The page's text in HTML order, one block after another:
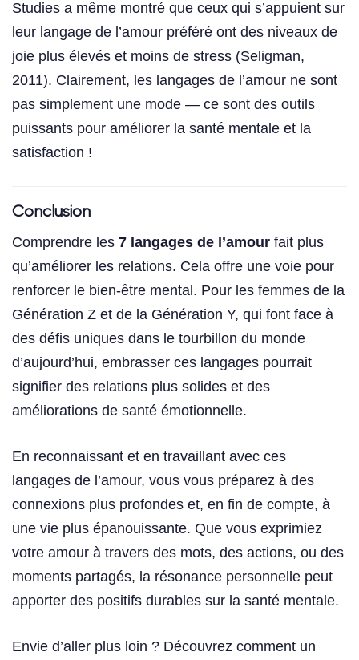
Studies a même montré que ceux qui s’appuient sur
leur langage de l’amour préféré ont des niveaux de
joie plus élevés et moins de stress (Seligman,
2011). Clairement, les langages de l’amour ne sont
pas simplement une mode — ce sont des outils
puissants pour améliorer la santé mentale et la
satisfaction !
Conclusion
Comprendre les 7 langages de l’amour fait plus
qu’améliorer les relations. Cela offre une voie pour
renforcer le bien-être mental. Pour les femmes de la
Génération Z et de la Génération Y, qui font face à
des défis uniques dans le tourbillon du monde
d’aujourd’hui, embrasser ces langages pourrait
signifier des relations plus solides et des
améliorations de santé émotionnelle.
En reconnaissant et en travaillant avec ces
langages de l’amour, vous vous préparez à des
connexions plus profondes et, en fin de compte, à
une vie plus épanouissante. Que vous exprimiez
votre amour à travers des mots, des actions, ou des
moments partagés, la résonance personnelle peut
apporter des positifs durables sur la santé mentale.
Envie d’aller plus loin ? Découvrez comment un